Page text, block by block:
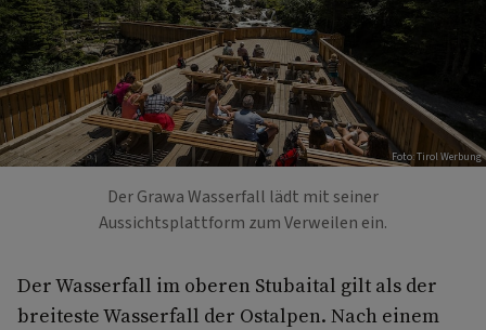
Foto: Tirol Werbung
Der Grawa Wasserfall lädt mit seiner
Aussichtsplattform zum Verweilen ein.
Der Wasserfall im oberen Stubaital gilt als der
breiteste Wasserfall der Ostalpen. Nach einem